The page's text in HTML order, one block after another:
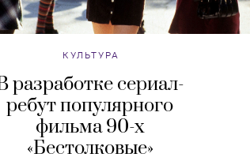
КУЛЬТУРА
разработке сериал-
ребут популярного
фильма 90-х
«Бестолковые»